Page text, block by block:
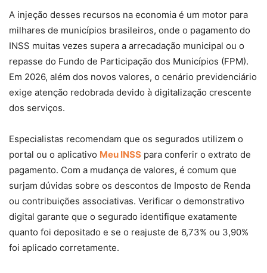
A injeção desses recursos na economia é um motor para
milhares de municípios brasileiros, onde o pagamento do
INSS muitas vezes supera a arrecadação municipal ou o
repasse do Fundo de Participação dos Municípios (FPM).
Em 2026, além dos novos valores, o cenário previdenciário
exige atenção redobrada devido à digitalização crescente
dos serviços.
Especialistas recomendam que os segurados utilizem o
portal ou o aplicativo Meu INSS para conferir o extrato de
pagamento. Com a mudança de valores, é comum que
surjam dúvidas sobre os descontos de Imposto de Renda
ou contribuições associativas. Verificar o demonstrativo
digital garante que o segurado identifique exatamente
quanto foi depositado e se o reajuste de 6,73% ou 3,90%
foi aplicado corretamente.